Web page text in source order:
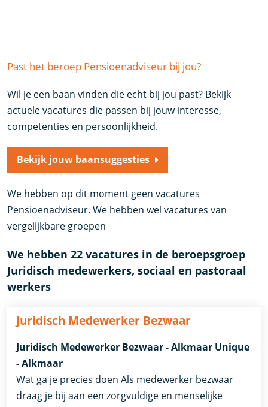
Past het beroep Pensioenadviseur bij jou?
Wil je een baan vinden die echt bij jou past? Bekijk
actuele vacatures die passen bij jouw interesse,
competenties en persoonlijkheid.
Bekijk jouw baansuggesties
We hebben op dit moment geen vacatures
Pensioenadviseur. We hebben wel vacatures van
vergelijkbare groepen
We hebben 22 vacatures in de beroepsgroep
Juridisch medewerkers, sociaal en pastoraal
werkers
Juridisch Medewerker Bezwaar
Juridisch Medewerker Bezwaar - Alkmaar Unique
- Alkmaar
Wat ga je precies doen Als medewerker bezwaar
draag je bij aan een zorgvuldige en menselijke